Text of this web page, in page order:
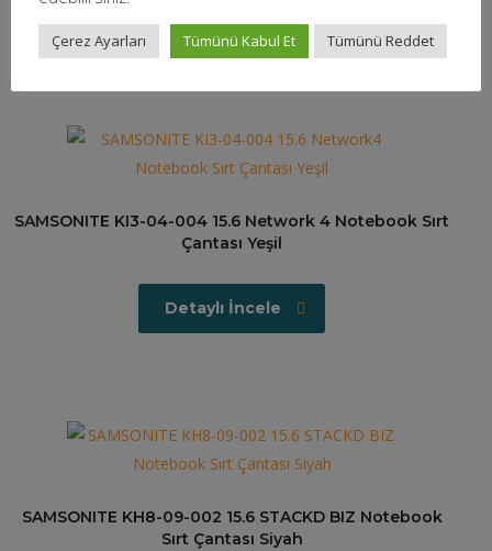
SAMSONITE KI3-04-004 15.6 Network 4 Notebook Sırt
Çantası Yeşil
Detaylı İncele
SAMSONITE KH8-09-002 15.6 STACKD BIZ Notebook
Sırt Çantası Siyah
Çerez Ayarları Tümünü Kabul Et Tümünü Reddet